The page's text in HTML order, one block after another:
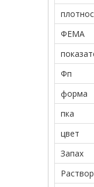
ФЕМА
Фп
форма
пка
цвет
Запах